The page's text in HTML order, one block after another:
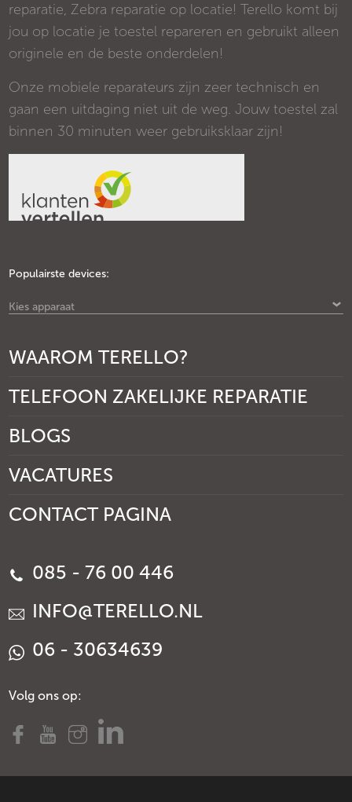
reparatie, Zebra reparatie op locatie! Terello komt bij
jou op locatie je toestel repareren en gebruikt alleen
originele en de beste onderdelen!
Onze mobiele reparateurs zijn zeer technisch en
gaan een uitdaging niet uit de weg. Jouw toestel zal
binnen 30 minuten weer gebruiksklaar zijn!
Populairste devices:
Kies apparaat
WAAROM TERELLO?
TELEFOON ZAKELIJKE REPARATIE
BLOGS
VACATURES
CONTACT PAGINA
085 - 76 00 446
INFO@TERELLO.NL
06 - 30634639
Volg ons op: